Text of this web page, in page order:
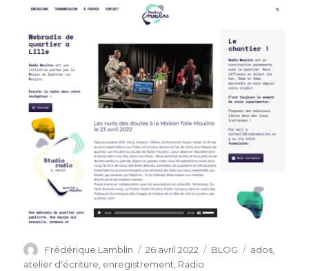
Auteur
Frédérique Lamblin
Publié
le
26 avril 2022 Catégories
BLOG Étiquettes
ados
atelier d'écriture enregistrement Radio